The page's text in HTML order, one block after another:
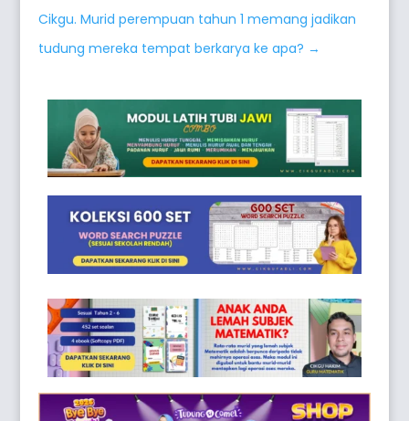
Cikgu. Murid perempuan tahun 1 memang jadikan
tudung mereka tempat berkarya ke apa? →